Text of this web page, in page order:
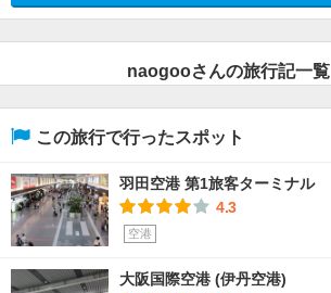
naogooさんの旅行記一覧
この旅行で行ったスポット
羽田空港 第1旅客ターミナル
4.3
空港
大阪国際空港 (伊丹空港)